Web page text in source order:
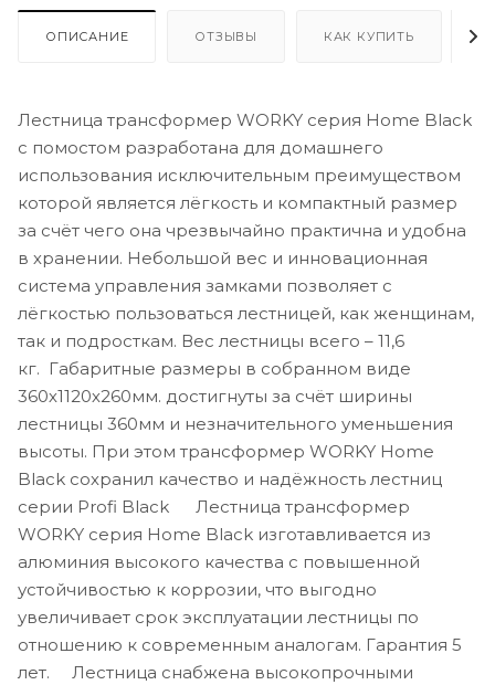
ОПИСАНИЕ ОТЗЫВЫ КАК КУПИТЬ
Лестница трансформер WORKY серия Home Black
с помостом разработана для домашнего
использования исключительным преимуществом
которой является лёгкость и компактный размер
за счёт чего она чрезвычайно практична и удобна
в хранении. Небольшой вес и инновационная
система управления замками позволяет с
лёгкостью пользоваться лестницей, как женщинам,
так и подросткам. Вес лестницы всего – 11,6
кг. Габаритные размеры в собранном виде
360х1120х260мм. достигнуты за счёт ширины
лестницы 360мм и незначительного уменьшения
высоты. При этом трансформер WORKY Home
Black сохранил качество и надёжность лестниц
серии Profi Black Лестница трансформер
WORKY серия Home Black изготавливается из
алюминия высокого качества с повышенной
устойчивостью к коррозии, что выгодно
увеличивает срок эксплуатации лестницы по
отношению к современным аналогам. Гарантия 5
лет. Лестница снабжена высокопрочными